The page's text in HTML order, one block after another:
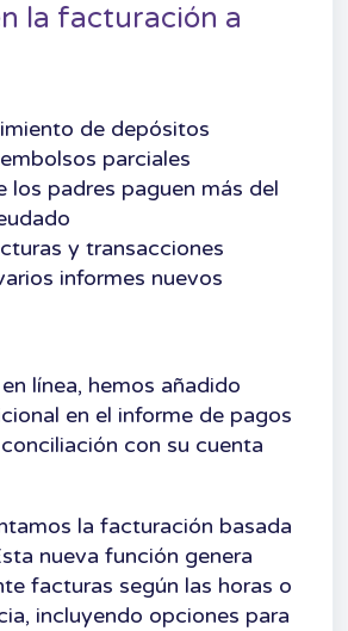
la facturación a
de depósitos
parciales
los padres paguen más del
y transacciones
informes nuevos
línea, hemos añadido
en el informe de pagos
con su cuenta
la facturación basada
nueva función genera
facturas según las horas o
incluyendo opciones para